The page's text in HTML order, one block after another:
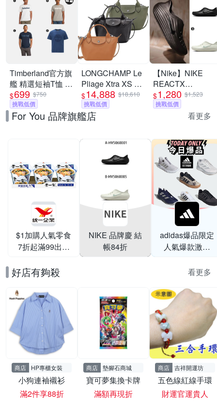
Timberland官方旗
艦 精選短袖T恤 素
T 男款(多款任選)
$699 $750
挑戰低價
LONGCHAMP Le
Pliage Xtra XS 奔
馬烙印牛皮斜背水
餃包-多色可選
$14,888 $18,610
挑戰低價
【Nike】NIKE
REACTX
REJUVEN8 運動
涼鞋 懶人鞋 洞洞
HV5060005
$1,280 $1,523
挑戰低價
For You 品牌旗艦店 看更多
$1加購人氣零食
7折起滿99出貨
NIKE 品牌慶 結
帳84折
adidas爆品限定
人氣爆款激降
好店有夠殺 看更多
商店 HP專櫃女裝
小狗連袖襯衫
滿2件享88折
商店 墊腳石商城
寶可夢集換卡牌
滿額再現折
商店 吉祥開運坊
五色線紅線手環
財運官運貴人